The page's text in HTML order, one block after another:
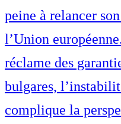
peine à relancer
l’Union
réclame des
bulgares,
complique la